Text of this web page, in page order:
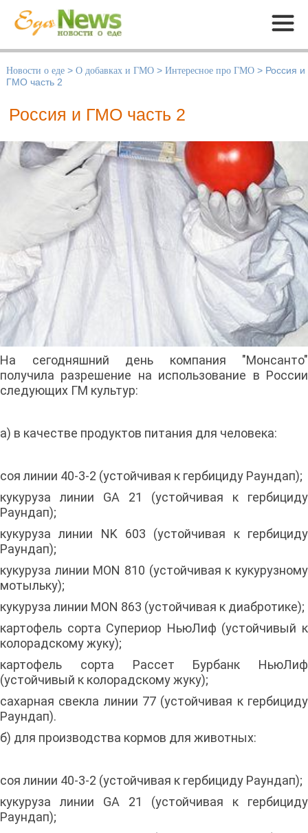
Меню
Новости о еде > О добавках и ГМО > Интересное про ГМО > Россия и
ГМО часть 2
Россия и ГМО часть 2
На сегодняшний день компания "Монсанто"
получила разрешение на использование в России
следующих ГМ культур:
а) в качестве продуктов питания для человека:
соя линии 40-3-2 (устойчивая к гербициду Раундап);
кукуруза линии GA 21 (устойчивая к гербициду
Раундап);
кукуруза линии NK 603 (устойчивая к гербициду
Раундап);
кукуруза линии MON 810 (устойчивая к кукурузному
мотыльку);
кукуруза линии MON 863 (устойчивая к диабротике);
картофель сорта Супериор НьюЛиф (устойчивый к
колорадскому жуку);
картофель сорта Рассет Бурбанк НьюЛиф
(устойчивый к колорадскому жуку);
сахарная свекла линии 77 (устойчивая к гербициду
Раундап).
б) для производства кормов для животных:
соя линии 40-3-2 (устойчивая к гербициду Раундап);
кукуруза линии GA 21 (устойчивая к гербициду
Раундап);